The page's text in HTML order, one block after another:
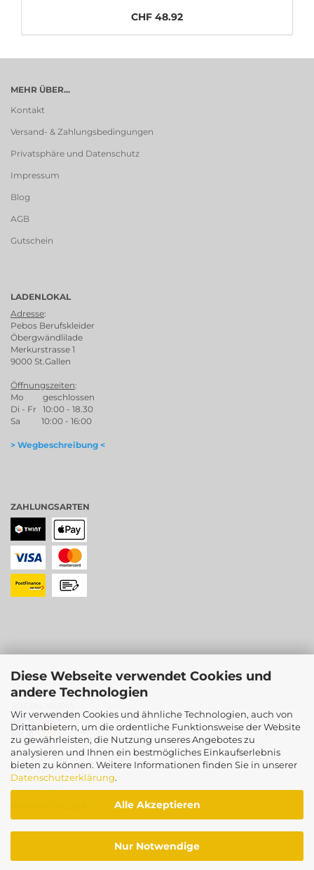
Diese Webseite verwendet Cookies und
andere Technologien
Wir verwenden Cookies und ähnliche Technologien, auch von
Drittanbietern, um die ordentliche Funktionsweise der Website
zu gewährleisten, die Nutzung unseres Angebotes zu
analysieren und Ihnen ein bestmögliches Einkaufserlebnis
bieten zu können. Weitere Informationen finden Sie in unserer
Datenschutzerklärung.
Alle Akzeptieren
Nur Notwendige
CHF 48.92
MEHR ÜBER...
Kontakt
Versand- & Zahlungsbedingungen
Privatsphäre und Datenschutz
Impressum
Blog
AGB
Gutschein
LADENLOKAL
Adresse:
Pebos Berufskleider
Öbergwändlilade
Merkurstrasse 1
9000 St.Gallen
Öffnungszeiten:
Mo geschlossen
Di - Fr 10:00 - 18.30
Sa 10:00 - 16:00
> Wegbeschreibung <
ZAHLUNGSARTEN
PARTNERSHOPS